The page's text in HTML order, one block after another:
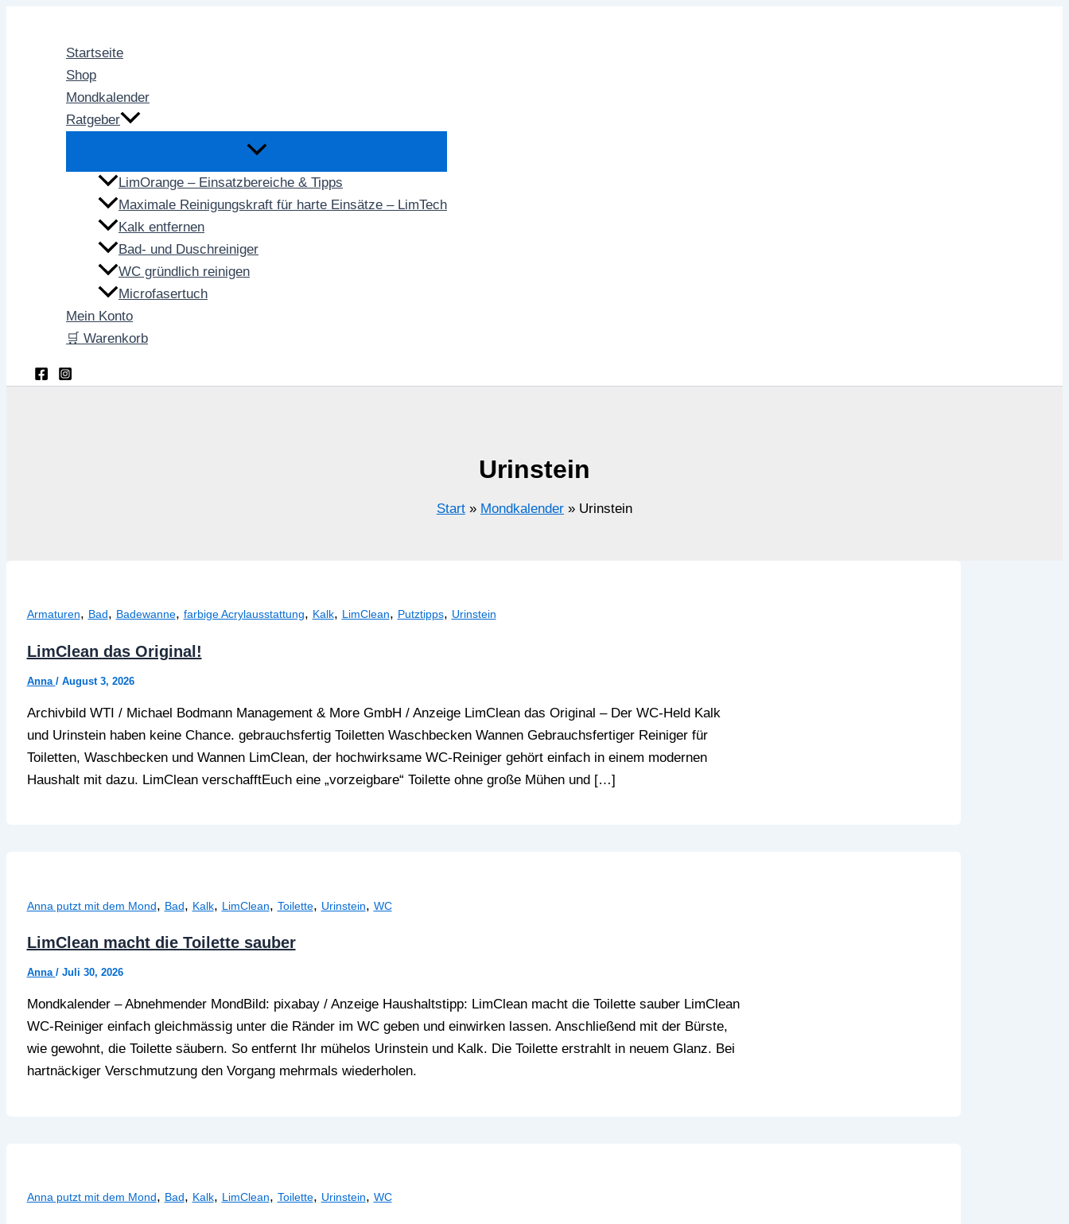
Startseite
Shop
Mondkalender
Ratgeber
LimOrange – Einsatzbereiche & Tipps
Maximale Reinigungskraft für harte Einsätze – LimTech
Kalk entfernen
Bad- und Duschreiniger
WC gründlich reinigen
Microfasertuch
Mein Konto
🛒 Warenkorb
Urinstein
Start Mondkalender Urinstein
Armaturen, Bad, Badewanne, farbige Acrylausstattung, Kalk, LimClean, Putztipps, Urinstein
LimClean das Original!
Anna / August 3, 2026
Archivbild WTI / Michael Bodmann Management & More GmbH / Anzeige LimClean das Original – Der WC-Held Kalk
und Urinstein haben keine Chance. gebrauchsfertig Toiletten Waschbecken Wannen Gebrauchsfertiger Reiniger für
Toiletten, Waschbecken und Wannen LimClean, der hochwirksame WC-Reiniger gehört einfach in einem modernen
Haushalt mit dazu. LimClean verschafftEuch eine „vorzeigbare“ Toilette ohne große Mühen und […]
Anna putzt mit dem Mond, Bad, Kalk, LimClean, Toilette, Urinstein, WC
LimClean macht die Toilette sauber
Anna / Juli 30, 2026
Mondkalender – Abnehmender MondBild: pixabay / Anzeige Haushaltstipp: LimClean macht die Toilette sauber LimClean
WC-Reiniger einfach gleichmässig unter die Ränder im WC geben und einwirken lassen. Anschließend mit der Bürste,
wie gewohnt, die Toilette säubern. So entfernt Ihr mühelos Urinstein und Kalk. Die Toilette erstrahlt in neuem Glanz. Bei
hartnäckiger Verschmutzung den Vorgang mehrmals wiederholen.
Anna putzt mit dem Mond, Bad, Kalk, LimClean, Toilette, Urinstein, WC